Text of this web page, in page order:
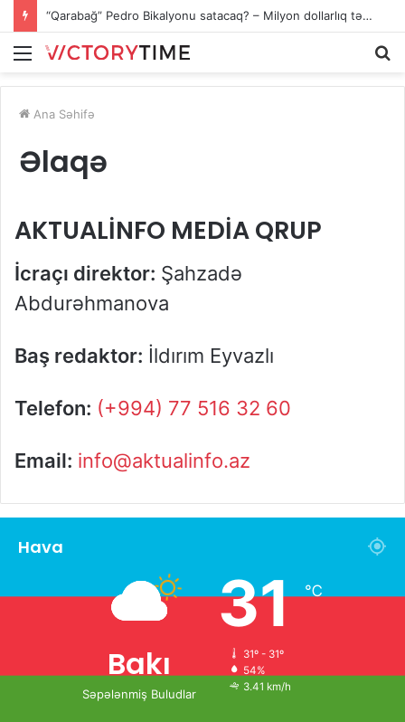
“Qarabağ” Pedro Bikalyonu satacaq? – Milyon dollarlıq təkliflər var
Menu
Ana Səhifə
Əlaqə
AKTUALİNFO MEDİA QRUP
İcraçı direktor: Şahzadə
Abdurəhmanova
Baş redaktor: İldırım Eyvazlı
Telefon: (+994) 77 516 32 60
Email: info@aktualinfo.az
Hava
Bakı
Səpələnmiş Buludlar
31℃
31º - 31º
54%
3.41 km/h